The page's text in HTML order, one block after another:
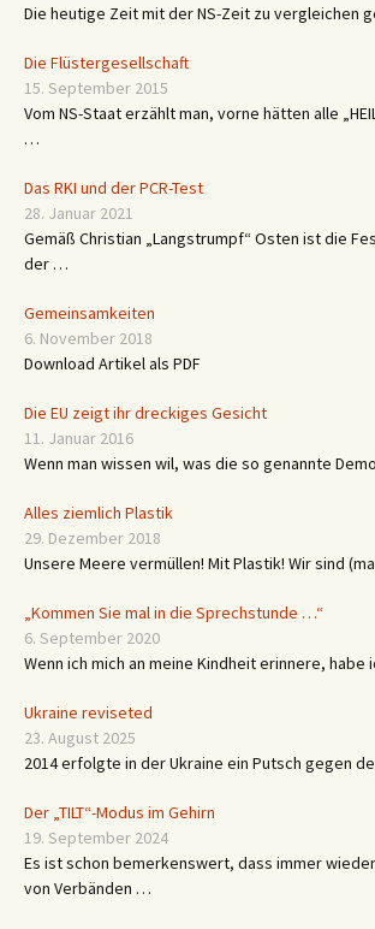
Die heutige Zeit mit der NS-Zeit zu vergleichen
Die Flüstergesellschaft
15. September 2015
Vom NS-Staat erzählt man, vorne hätten alle
…
Das RKI und der PCR-Test
28. Januar 2021
Gemäß Christian „Langstrumpf“ Osten ist die
der …
Gemeinsamkeiten
6. November 2018
Download Artikel als PDF
Die EU zeigt ihr dreckiges Gesicht
11. Januar 2016
Wenn man wissen wil, was die so genannte
Alles ziemlich Plastik
29. Dezember 2018
Unsere Meere vermüllen! Mit Plastik! Wir sind
„Kommen Sie mal in die Sprechstunde …“
6. September 2020
Wenn ich mich an meine Kindheit erinnere, habe
Ukraine reviseted
23. August 2025
2014 erfolgte in der Ukraine ein Putsch gegen
Der „TILT“-Modus im Gehirn
19. September 2024
Es ist schon bemerkenswert, dass immer
von Verbänden …